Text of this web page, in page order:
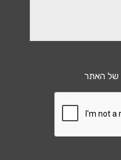
של האתר